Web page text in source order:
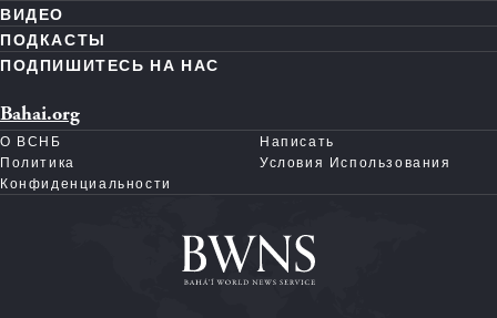
ВИДЕО
ПОДКАСТЫ
ПОДПИШИТЕСЬ НА НАС
Bahai.org
О ВСНБ
Написать
Политика
Конфиденциальности
Условия Использования